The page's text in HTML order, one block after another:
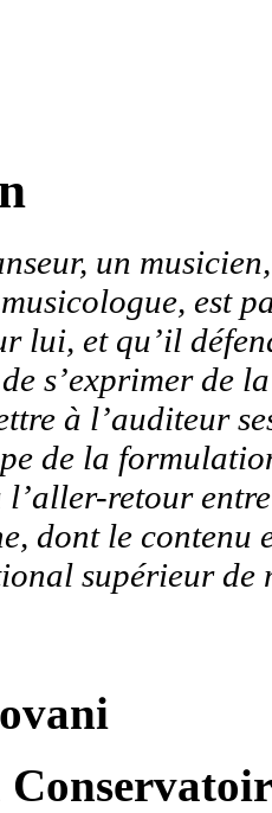
un
est
lui, et qu’il
s’exprimer de
à l’auditeur
de la
l’aller-retour
dont le contenu
supérieur de